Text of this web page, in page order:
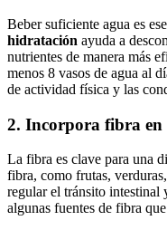
Beber suficiente agua es
hidratación ayuda a
nutrientes de manera más
menos 8 vasos de agua al
de actividad física y las
2. Incorpora fibra en
La fibra es clave para una
fibra, como frutas,
regular el tránsito
algunas fuentes de fibra